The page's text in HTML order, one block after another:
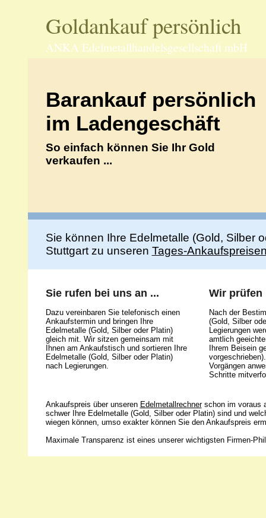
Goldankauf persönlich
ANKA Edelmetallhandelsgesellschaft mbH
Barankauf persönlich
im Ladengeschäft
So einfach können Sie Ihr Gold
verkaufen ...
Sie können Ihre Edelmetalle (Gold, Silber
Stuttgart zu unseren Tages-
Sie rufen bei uns an ...
Dazu vereinbaren Sie telefonisch einen
Ankaufstermin und bringen Ihre
Edelmetalle (Gold, Silber oder Platin)
gleich mit. Wir sitzen gemeinsam mit
Ihnen am Ankaufstisch und sortieren Ihre
Edelmetalle (Gold, Silber oder Platin)
nach Legierungen.
Wir prüfen
Nach der
(Gold, Silber
Legierungen
amtlich
Ihrem Beisein
Vorgängen
Schritte
Ankaufspreis über unseren Edelmetallrechnerschon im voraus
schwer Ihre Edelmetalle (Gold, Silber oder Platin) sind und
wiegen können, umso exakter können Sie den Ankaufspreis
Maximale Transparenz ist eines unserer wichtigsten Firmen-